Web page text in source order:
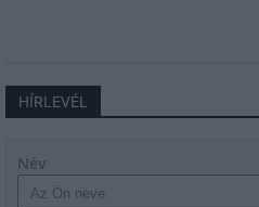
HÍRLEVÉL
Név